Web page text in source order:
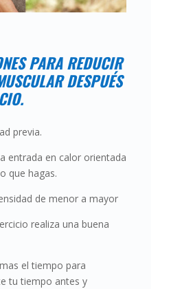
PARA REDUCIR
DESPUÉS
previa.
entrada en calor orientada
que hagas.
de menor a mayor
realiza una buena
el tiempo para
tu tiempo antes y